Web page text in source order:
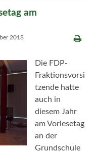
am
2018
Die FDP-
Fraktionsvorsi
tzende hatte
auch in
diesem Jahr
am Vorlesetag
an der
Grundschule